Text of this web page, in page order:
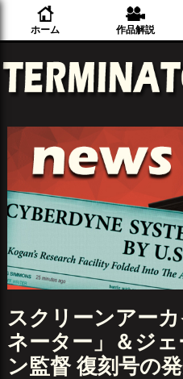
ホーム 作品解説
スクリーンアー
ネーター」＆ジ
ン監督 復刻号の